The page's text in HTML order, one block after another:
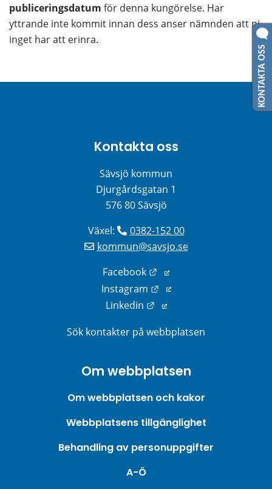
publiceringsdatum för denna kungörelse. Har
yttrande inte kommit innan dess anser nämnden att ni
inget har att erinra.
Kontakta oss
Sävsjö kommun
Djurgårdsgatan 1
576 80 Sävsjö
Växel:
0382-152 00
kommun@savsjo.se
Facebook
Länk till annan
Instagram
Länk till annan
Linkedin
Länk till annan webbplats.
Sök kontakter på webbplatsen
Om webbplatsen
Om webbplatsen och kakor
Webbplatsens tillgänglighet
Behandling av personuppgifter
A-Ö
KONTAKTA OSS